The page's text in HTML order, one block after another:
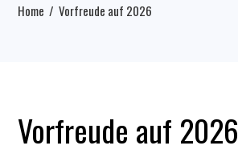
Home Vorfreude auf 2026
Vorfreude auf 2026